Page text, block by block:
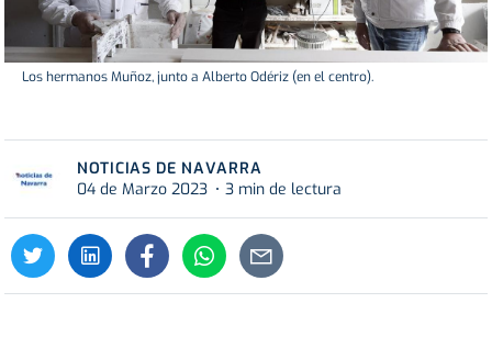
Los hermanos Muñoz, junto a Alberto Odériz (en el centro).
NOTICIAS DE NAVARRA
04 de Marzo 2023
3 min de lectura